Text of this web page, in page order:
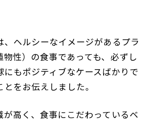
、ヘルシーなイメージがあるプラ
物性）の食事であっても、必ずし
にもポジティブなケースばかりで
をお伝えしました。
が高く、食事にこだわっているベ